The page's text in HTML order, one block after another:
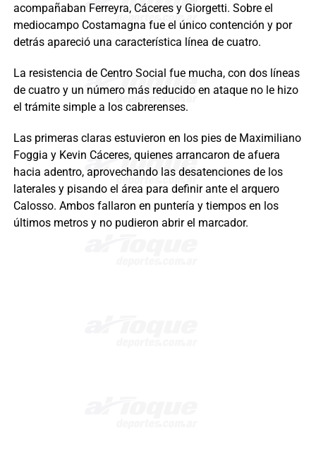
acompañaban Ferreyra, Cáceres y Giorgetti. Sobre el
mediocampo Costamagna fue el único contención y por
detrás apareció una característica línea de cuatro.
La resistencia de Centro Social fue mucha, con dos líneas
de cuatro y un número más reducido en ataque no le hizo
el trámite simple a los cabrerenses.
Las primeras claras estuvieron en los pies de Maximiliano
Foggia y Kevin Cáceres, quienes arrancaron de afuera
hacia adentro, aprovechando las desatenciones de los
laterales y pisando el área para definir ante el arquero
Calosso. Ambos fallaron en puntería y tiempos en los
últimos metros y no pudieron abrir el marcador.